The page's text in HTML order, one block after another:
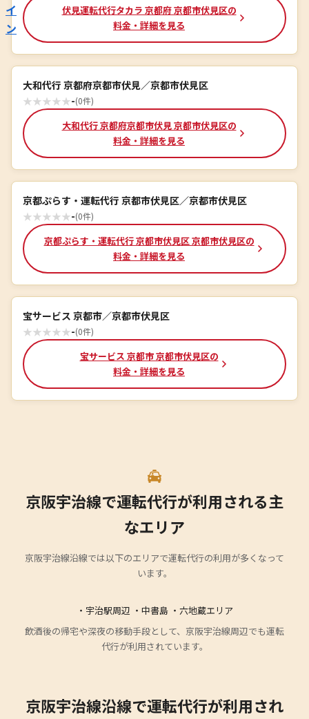
イ
ン
伏見運転代行タカラ 京都府 京都市伏見区の
料金・詳細を見る
大和代行 京都府京都市伏見／京都市伏見区
★★★★★-(0件)
大和代行 京都府京都市伏見 京都市伏見区の
料金・詳細を見る
京都ぷらす・運転代行 京都市伏見区／京都市伏見区
★★★★★-(0件)
京都ぷらす・運転代行 京都市伏見区 京都市伏見区の
料金・詳細を見る
宝サービス 京都市／京都市伏見区
★★★★★-(0件)
宝サービス 京都市 京都市伏見区の
料金・詳細を見る
京阪宇治線で運転代行が利用される主
なエリア
京阪宇治線沿線では以下のエリアで運転代行の利用が多くなって
います。
・宇治駅周辺 ・中書島 ・六地蔵エリア
飲酒後の帰宅や深夜の移動手段として、京阪宇治線周辺でも運転
代行が利用されています。
京阪宇治線沿線で運転代行が利用され